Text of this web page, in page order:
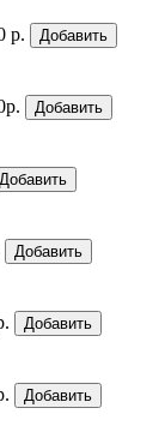
р. Добавить
Добавить
Добавить
Добавить
Добавить
Добавить